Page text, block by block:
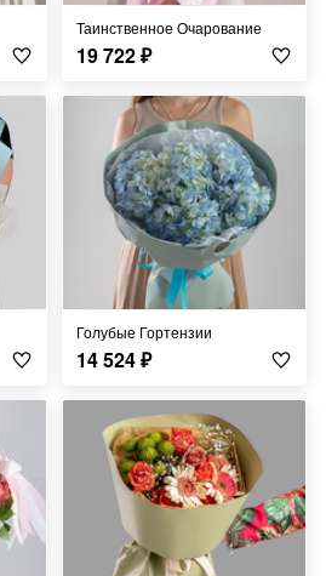
Таинственное Очарование
19 722₽
Голубые Гортензии
14 524₽